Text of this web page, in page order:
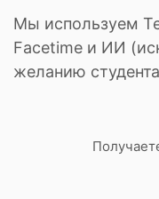
Мы используем
Facetime и ИИ
желанию